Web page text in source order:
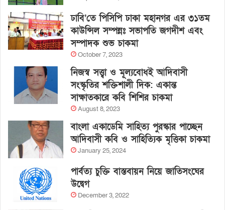
ঢাবি’তে পিসিপি ঢাকা মহানগর এর ৩১তম
কাউন্সিল সম্পন্নঃ সভাপতি জগদীশ এবং
সম্পাদক শুভ চাকমা
October 7, 2023
নিজস্ব সত্ত্বা ও মূল্যবোধই আদিবাসী
সংস্কৃতির শক্তিশালী দিক: একান্ত
সাক্ষাতকারে কবি শিশির চাকমা
August 8, 2023
বাংলা একাডেমি সাহিত্য পুরস্কার পাচ্ছেন
আদিবাসী কবি ও সাহিত্যিক মৃত্তিকা চাকমা
January 25, 2024
পার্বত্য চুক্তি বাস্তবায়ন নিয়ে জাতিসংঘের
উদ্বেগ
December 3, 2022